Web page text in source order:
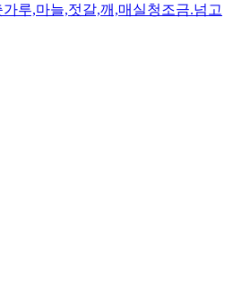
루,마늘,젓갈,깨,매실청조금.넘고